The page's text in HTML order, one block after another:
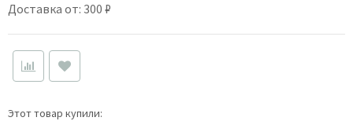
Доставка от: 300 ₽
Этот товар купили: